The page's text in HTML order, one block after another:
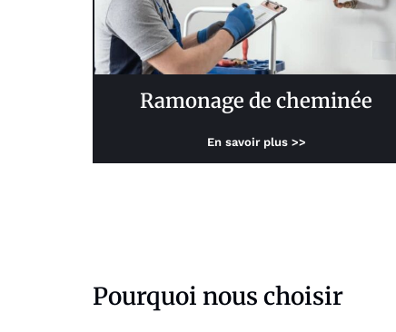
Ramonage de cheminée
En savoir plus >>
Pourquoi nous choisir